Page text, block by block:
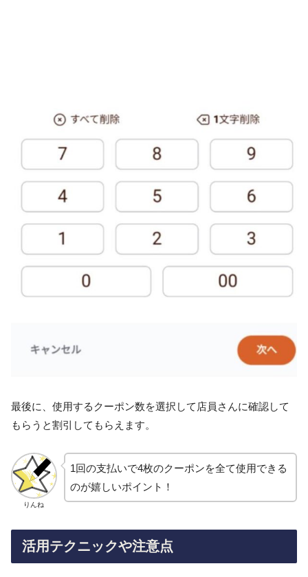
最後に、使用するクーポン数を選択して店員さんに確認して
もらうと割引してもらえます。
りんね
1回の支払いで4枚のクーポンを全て使用できる
のが嬉しいポイント！
活用テクニックや注意点